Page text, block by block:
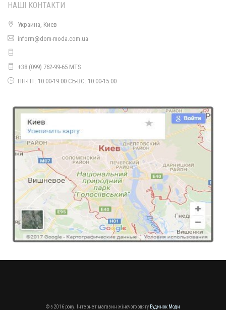
Коротке плаття жіноче в діловому стилі
Коротке жіноче плаття гольф з довгим рукавом
670.00грн.
Коротке жіноче плаття гольф із рукавом три чверті
460.00грн.
НАШІ КОНТАКТИ
Украина, Киев
inform@dom-moda.com.ua
+38 (099) 762-99-65 MTS
ПН-ПТ: 10:00-19:00 СБ-ВС: 10:00-15:00
© з 2016 року. Інтернет магазин жіночого одягу Будинок Моди